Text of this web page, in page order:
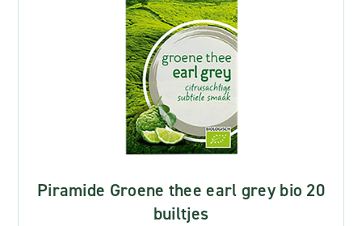
Piramide Groene thee earl grey bio 20
builtjes